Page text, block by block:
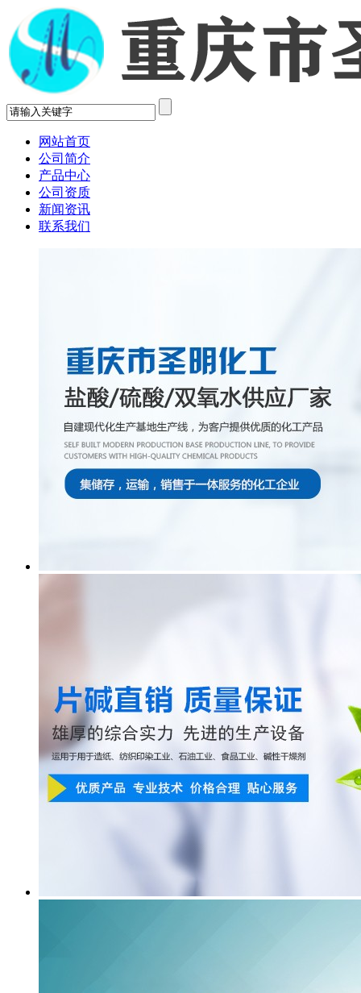
网站首页
公司简介
产品中心
公司资质
新闻资讯
联系我们